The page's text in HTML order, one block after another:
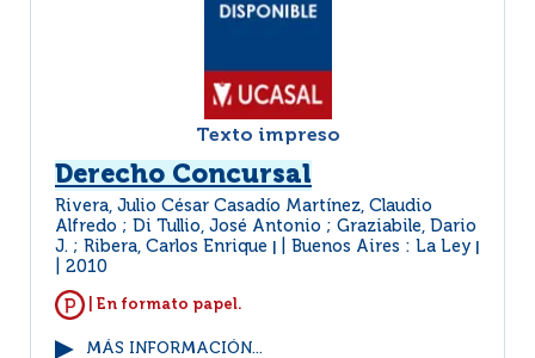
Texto impreso
Derecho Concursal
Rivera, Julio César Casadío Martínez, Claudio
Alfredo ; Di Tullio, José Antonio ; Graziabile, Dario
J. ; Ribera, Carlos Enrique
Buenos Aires : La Ley
2010
| En formato papel.
MÁS INFORMACIÓN...